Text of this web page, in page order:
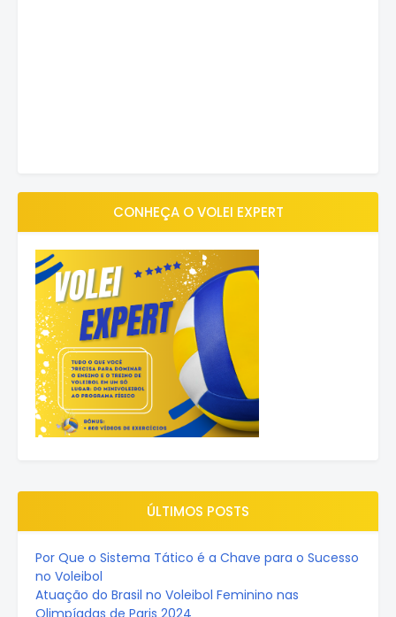
CONHEÇA O VOLEI EXPERT
ÚLTIMOS POSTS
Por Que o Sistema Tático é a Chave para o Sucesso
no Voleibol
Atuação do Brasil no Voleibol Feminino nas